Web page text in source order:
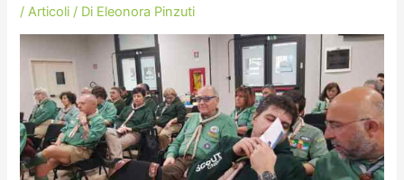
/Articoli / Di Eleonora Pinzuti